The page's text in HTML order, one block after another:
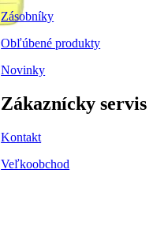
Zásobníky
Obľúbené produkty
Novinky
Zákaznícky servis
Kontakt
Veľkoobchod